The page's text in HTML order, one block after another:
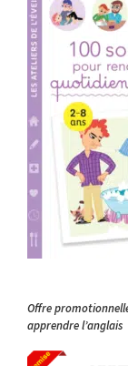
Offre
apprendre l’anglais